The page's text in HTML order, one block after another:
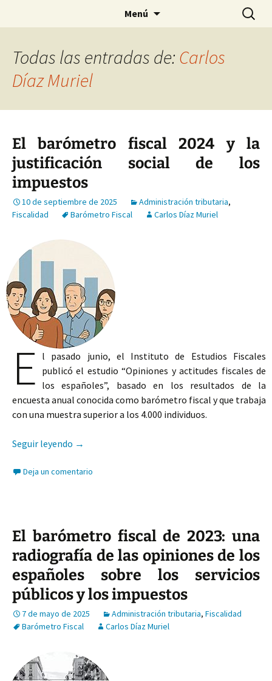
Menú Buscar:
Todas las entradas de: Carlos
Díaz Muriel
El barómetro fiscal 2024 y la
justificación social de los
impuestos
10 de septiembre de 2025 Administración tributaria,
Fiscalidad
Barómetro Fiscal Carlos Díaz Muriel
E l pasado junio, el Instituto de Estudios Fiscales
publicó el estudio “Opiniones y actitudes fiscales de
los españoles”, basado en los resultados de la
encuesta anual conocida como barómetro fiscal y que trabaja
con una muestra superior a los 4.000 individuos.
Seguir leyendo El barómetro fiscal 2024 y la justificación
→
Deja un comentario
El barómetro fiscal de 2023: una
radiografía de las opiniones de los
españoles sobre los servicios
públicos y los impuestos
7 de mayo de 2025 Administración tributaria, Fiscalidad
Barómetro Fiscal
Carlos Díaz Muriel